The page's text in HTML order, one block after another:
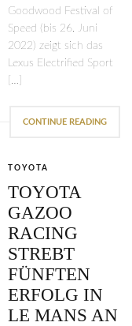
Goodwood Festival of
Speed (bis 26. Juni
2022) zeigt sich das
Lexus Electrified Sport
CONTINUE READING
TOYOTA
TOYOTA
GAZOO
RACING
STREBT
FÜNFTEN
ERFOLG IN
LE MANS AN